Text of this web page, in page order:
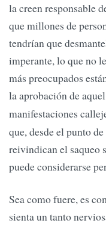
la creen responsable
que millones de
tendrían que
imperante, lo que no
más preocupados
la aprobación de aquel
manifestaciones
que, desde el punto
reivindican el saqueo
puede considerarse
Sea como fuere, es
sienta un tanto